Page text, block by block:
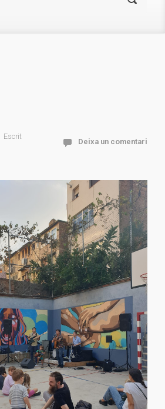
Escrit
Deixa un comentari